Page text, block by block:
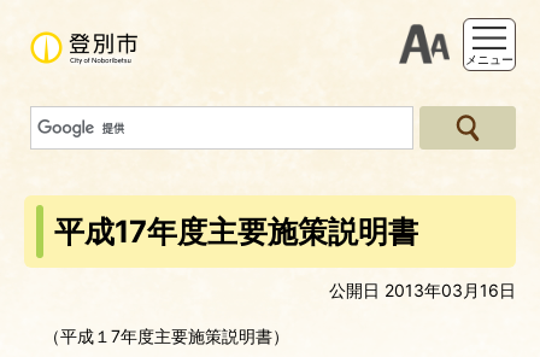
支援ツー
メニュー
平成17年度主要施策説明書
公開日 2013年03月16日
（平成１7年度主要施策説明書）